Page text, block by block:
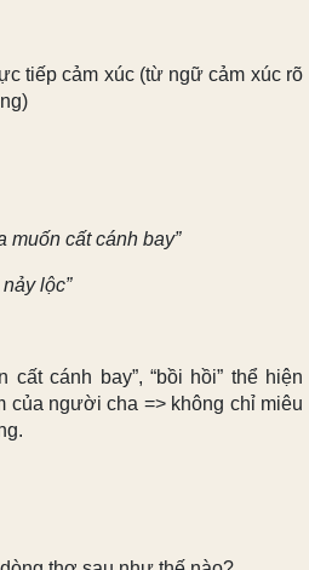
tiếp cảm xúc (từ ngữ cảm xúc rõ
muốn cất cánh bay”
lộc”
cất cánh bay”, “bồi hồi” thể hiện
của người cha => không chỉ miêu